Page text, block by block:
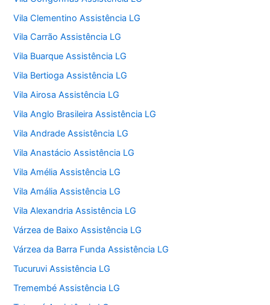
Vila Clementino Assistência LG
Vila Carrão Assistência LG
Vila Buarque Assistência LG
Vila Bertioga Assistência LG
Vila Airosa Assistência LG
Vila Anglo Brasileira Assistência LG
Vila Andrade Assistência LG
Vila Anastácio Assistência LG
Vila Amélia Assistência LG
Vila Amália Assistência LG
Vila Alexandria Assistência LG
Várzea de Baixo Assistência LG
Várzea da Barra Funda Assistência LG
Tucuruvi Assistência LG
Tremembé Assistência LG